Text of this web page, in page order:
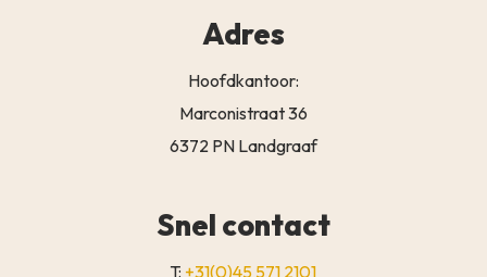
Adres
Hoofdkantoor:
Marconistraat 36
6372 PN Landgraaf
Snel contact
T: +31(0)45 571 2101